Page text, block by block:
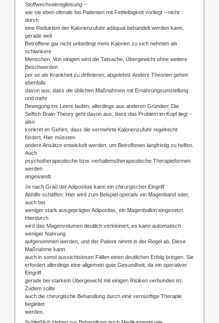
Stoffwechselentgleisung –
wie sie eben oftmals bei Patienten mit Fettleibigkeit vorliegt – nicht
durch
eine Reduktion der Kalorienzufuhr adäquat behandelt werden kann,
gerade weil
Betroffene gar nicht unbedingt mehr Kalorien zu sich nehmen als
schlankere
Menschen. Von einigen wird die Tatsache, Übergewicht ohne weitere
Beschwerden
per se als Krankheit zu definieren, abgelehnt. Andere Theorien gehen
ebenfalls
davon aus, dass die üblichen Maßnahmen mit Ernährungsumstellung
und mehr
Bewegung ins Leere laufen, allerdings aus anderen Gründen: Die
Selfish-Brain-Theory geht davon aus, dass das Problem im Kopf liegt –
also
konkret im Gehirn, dass die vermehrte Kalorienzufuhr regelrecht
fordert. Hier müssten
andere Ansätze entwickelt werden, um Betroffenen langfristig zu helfen.
Auch
psychotherapeutische bzw. verhaltenstherapeutische Therapieformen
werden
angewandt.
Je nach Grad der Adipositas kann ein chirurgischer Eingriff
Abhilfe schaffen: Hier wird zum Beispiel operativ ein Magenband oder,
auch bei
weniger stark ausgeprägter Adipositas, ein Magenballon eingesetzt.
Hierdurch
wird das Magenvolumen deutlich verkleinert, es kann automatisch
weniger Nahrung
aufgenommen werden, und der Patient nimmt in der Regel ab. Diese
Maßnahme kann
auch in sonst aussichtslosen Fällen einen deutlichen Erfolg bringen. Sie
erfordert allerdings eine allgemein gute Gesundheit, da ein operativer
Eingriff
gerade bei starkem Übergewicht mit einigen Risiken verbunden ist.
Zudem sollte
auch die chirurgische Behandlung durch eine vernünftige Therapie
begleitet
werden.